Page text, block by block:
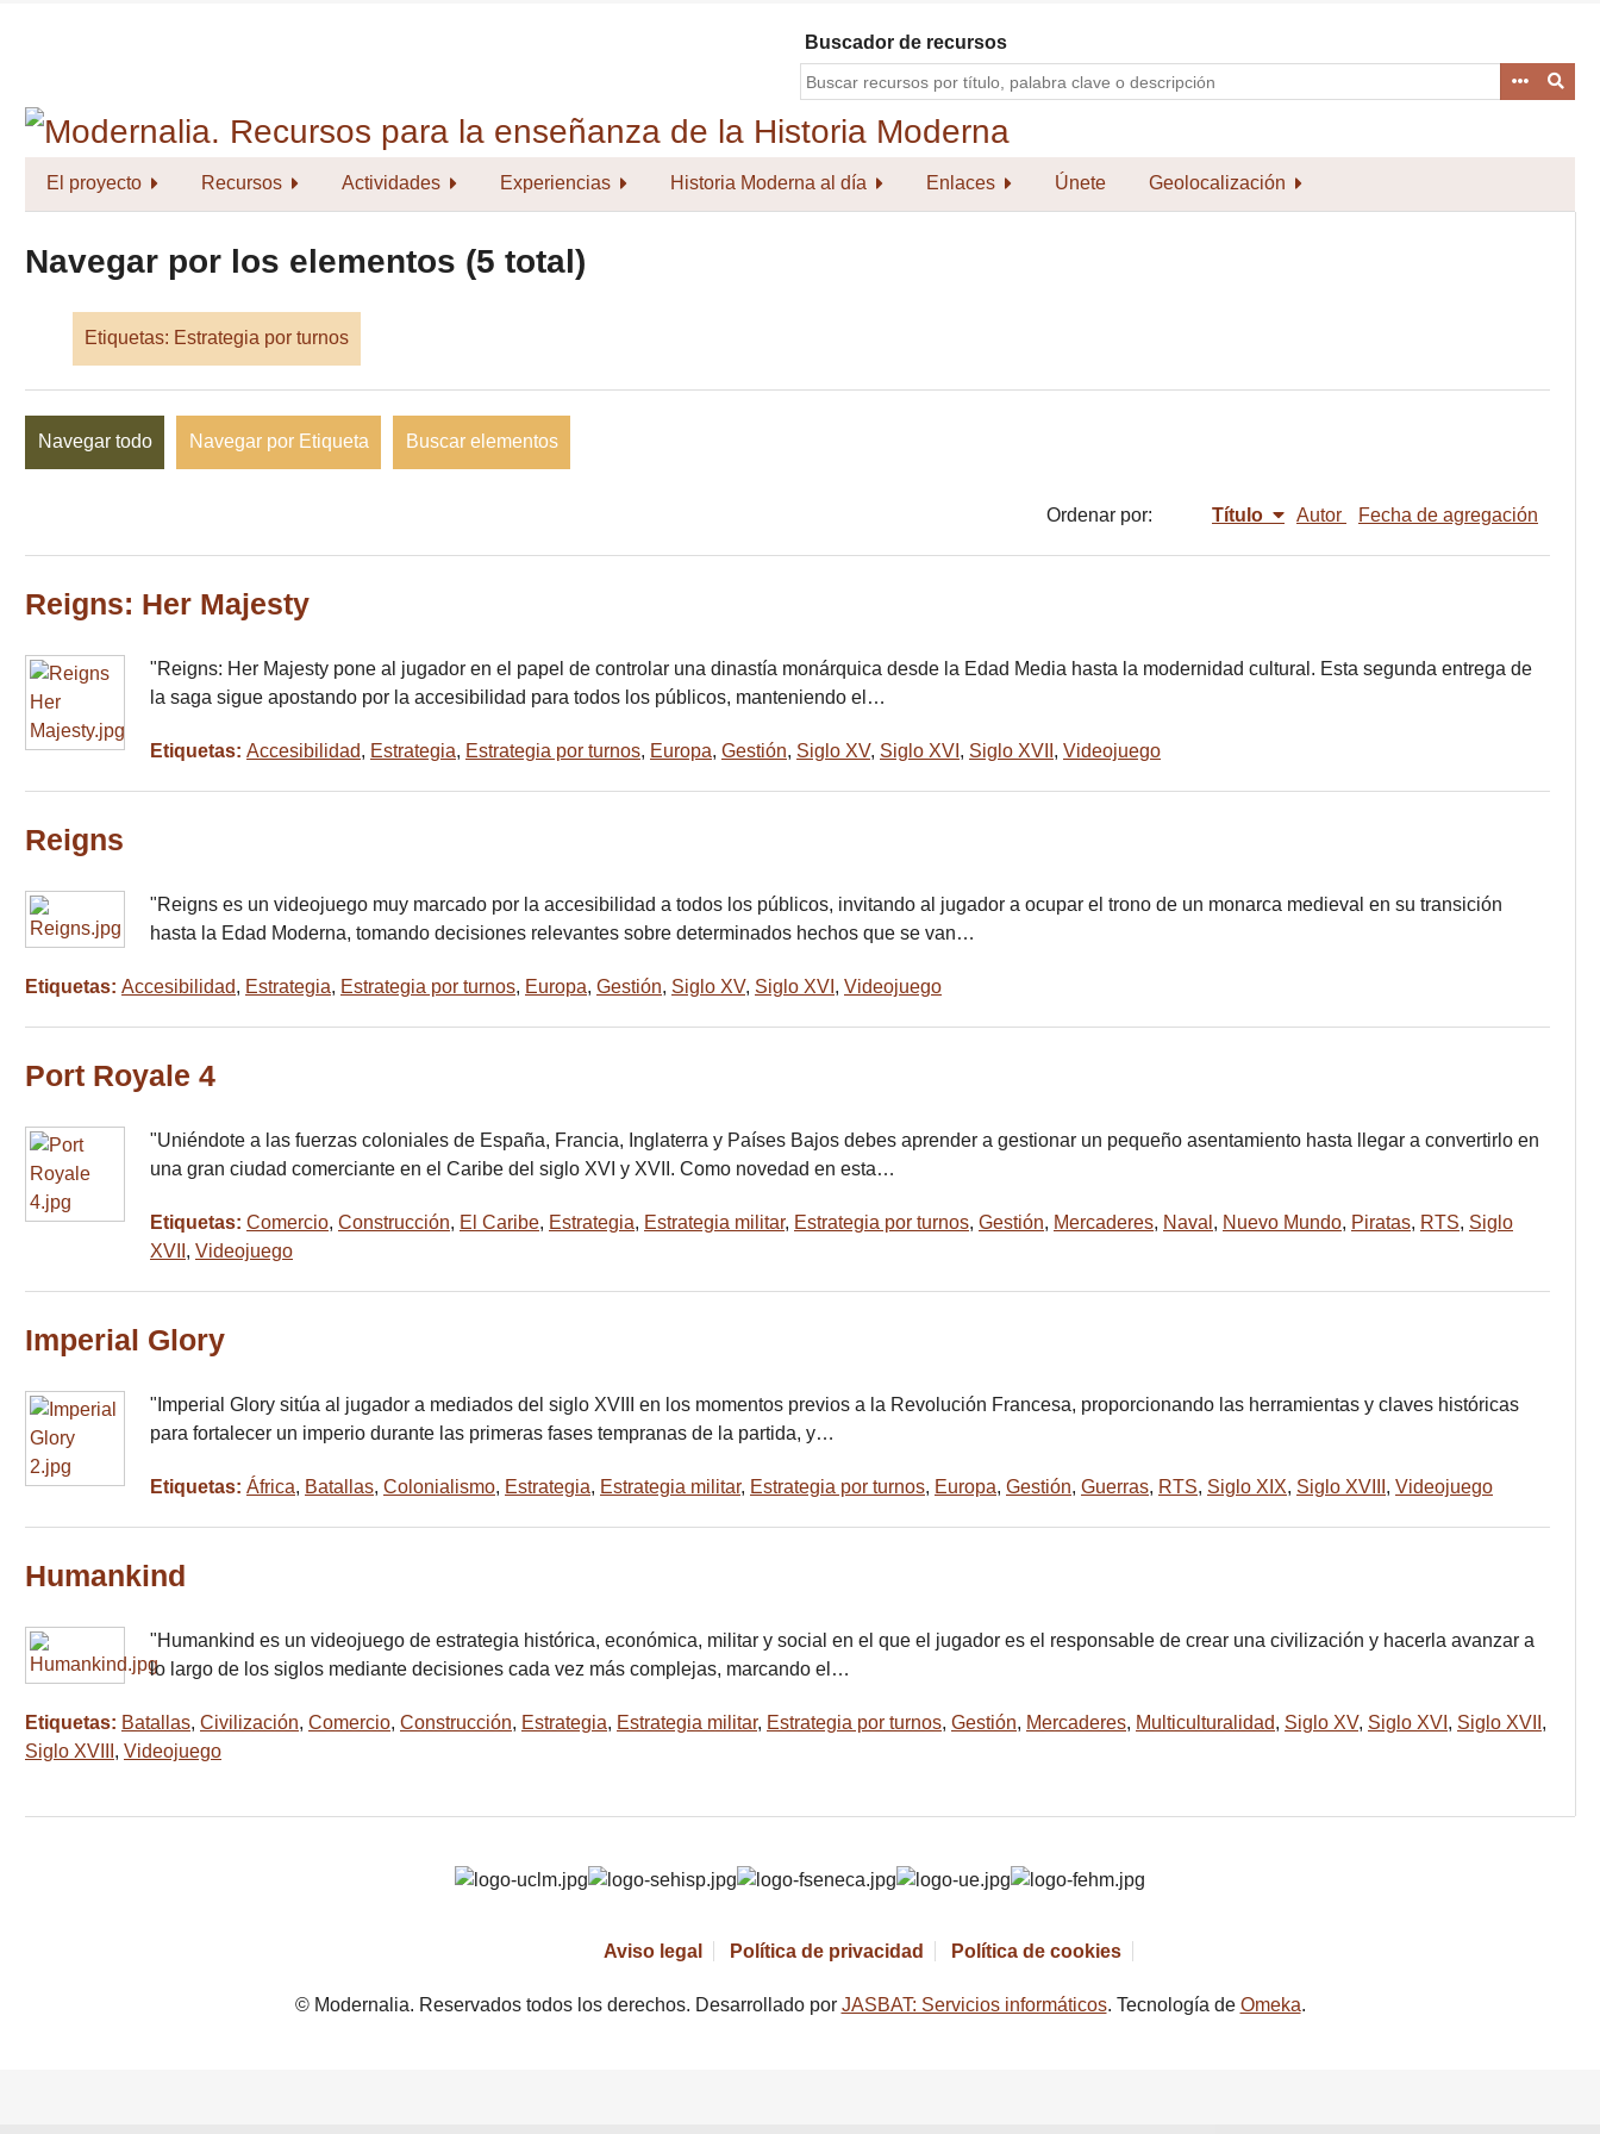
Buscador de recursos
El proyecto Recursos Actividades Experiencias Historia Moderna al día Enlaces Únete Geolocalización
Navegar por los elementos (5 total)
Etiquetas: Estrategia por turnos
Navegar todo Navegar por Etiqueta Buscar elementos
Ordenar por: Título Autor Fecha de agregación
Reigns: Her Majesty
"Reigns: Her Majesty pone al jugador en el papel de controlar una dinastía monárquica desde la Edad Media hasta la modernidad cultural. Esta segunda entrega de
la saga sigue apostando por la accesibilidad para todos los públicos, manteniendo el…
Etiquetas: Accesibilidad, Estrategia, Estrategia por turnos, Europa, Gestión, Siglo XV, Siglo XVI , Siglo XVII , Videojuego
Reigns
"Reigns es un videojuego muy marcado por la accesibilidad a todos los públicos, invitando al jugador a ocupar el trono de un monarca medieval en su transición
hasta la Edad Moderna, tomando decisiones relevantes sobre determinados hechos que se van…
Etiquetas: Accesibilidad, Estrategia, Estrategia por turnos, Europa, Gestión, Siglo XV, Siglo XVI , Videojuego
Port Royale 4
"Uniéndote a las fuerzas coloniales de España, Francia, Inglaterra y Países Bajos debes aprender a gestionar un pequeño asentamiento hasta llegar a convertirlo en
una gran ciudad comerciante en el Caribe del siglo XVI y XVII. Como novedad en esta…
Etiquetas: Comercio, Construcción, El Caribe, Estrategia, Estrategia militar, Estrategia por turnos, Gestión, Mercaderes, Naval , Nuevo Mundo, Piratas, RTS, Siglo
XVII , Videojuego
Imperial Glory
"Imperial Glory sitúa al jugador a mediados del siglo XVIII en los momentos previos a la Revolución Francesa, proporcionando las herramientas y claves históricas
para fortalecer un imperio durante las primeras fases tempranas de la partida, y…
Etiquetas: África, Batallas, Colonialismo, Estrategia, Estrategia militar, Estrategia por turnos, Europa, Gestión, Guerras, RTS, Siglo XIX, Siglo XVIII , Videojuego
Humankind
"Humankind es un videojuego de estrategia histórica, económica, militar y social en el que el jugador es el responsable de crear una civilización y hacerla avanzar a
lo largo de los siglos mediante decisiones cada vez más complejas, marcando el…
Etiquetas: Batallas, Civilización, Comercio, Construcción, Estrategia, Estrategia militar, Estrategia por turnos, Gestión, Mercaderes, Multiculturalidad, Siglo XV, Siglo XVI , Siglo XVII ,
Siglo XVIII , Videojuego
Aviso legal Política de privacidad Política de cookies
© Modernalia. Reservados todos los derechos. Desarrollado por JASBAT: Servicios informáticos. Tecnología de Omeka.